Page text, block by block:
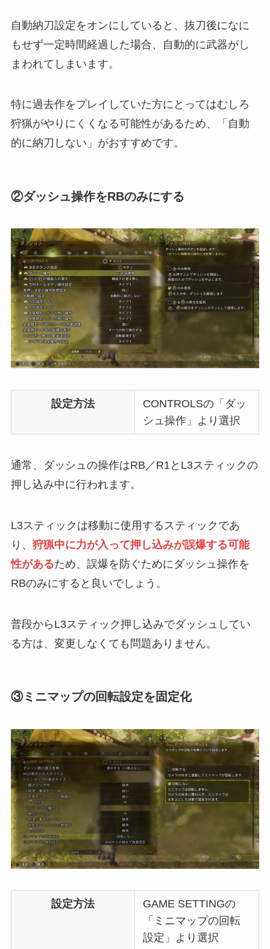
自動納刀設定をオンにしていると、抜刀後になに
もせず一定時間経過した場合、自動的に武器がし
まわれてしまいます。
特に過去作をプレイしていた方にとってはむしろ
狩猟がやりにくくなる可能性があるため、「自動
的に納刀しない」がおすすめです。
②ダッシュ操作をRBのみにする
設定方法
CONTROLSの「ダッ
シュ操作」より選択
通常、ダッシュの操作はRB／R1とL3スティックの
押し込み中に行われます。
L3スティックは移動に使用するスティックであ
り、 狩猟中に力が入って押し込みが誤爆する可能
性があるため、誤爆を防ぐためにダッシュ操作を
RBのみにすると良いでしょう。
普段からL3スティック押し込みでダッシュしてい
る方は、変更しなくても問題ありません。
③ミニマップの回転設定を固定化
設定方法
GAME SETTINGの
「ミニマップの回転
設定」より選択